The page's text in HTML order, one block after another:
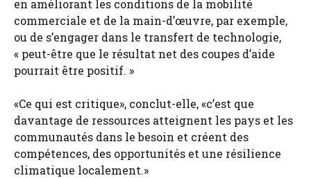
en améliorant les conditions de la mobilité
commerciale et de la main-d’œuvre, par exemple,
ou de s’engager dans le transfert de technologie,
« peut-être que le résultat net des coupes d’aide
pourrait être positif. »
«Ce qui est critique», conclut-elle, «c’est que
davantage de ressources atteignent les pays et les
communautés dans le besoin et créent des
compétences, des opportunités et une résilience
climatique localement.»